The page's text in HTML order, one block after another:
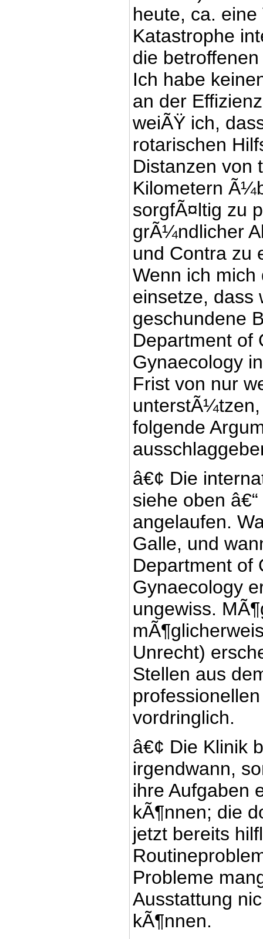
heute, ca.
Katastrophe
die
Ich habe
an der
weiÃŸ ich,
rotarischen
Distanzen von
Kilometern
sorgfÃ¤ltig zu
grÃ¼ndlicher
und Contra zu
Wenn ich
einsetze, dass
geschundene
Department of
Gynaecology
Frist von nur
folgende
â€¢ Die
siehe oben
angelaufen.
Galle, und
Department of
Gynaecology
ungewiss.
Unrecht)
Stellen aus
vordringlich.
â€¢ Die Klinik
irgendwann,
ihre Aufgaben
kÃ¶nnen; die
jetzt bereits
Probleme
Ausstattung
kÃ¶nnen.